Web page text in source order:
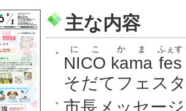
主な内容
NICO
にこ
kama
かま
fes
ふぇす
そだてフェスタ
市長メッセージ